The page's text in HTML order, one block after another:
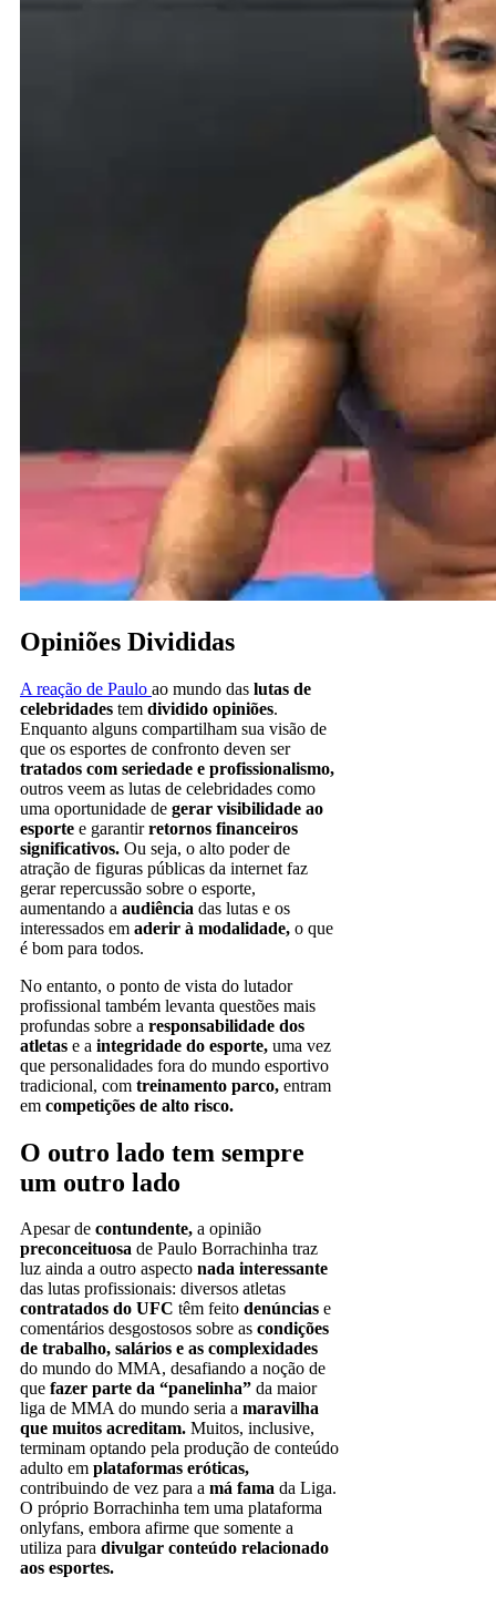
Opiniões Divididas
A reação de Paulo ao mundo das lutas de
celebridades tem dividido opiniões.
Enquanto alguns compartilham sua visão de
que os esportes de confronto deven ser
tratados com seriedade e profissionalismo,
outros veem as lutas de celebridades como
uma oportunidade de gerar visibilidade ao
esporte e garantirretornos financeiros
significativos. Ou seja, o alto poder de
atração de figuras públicas da internet faz
gerar repercussão sobre o esporte,
aumentando a audiência das lutas e os
interessados em aderir à modalidade, o que
é bom para todos.
No entanto, o ponto de vista do lutador
profissional também levanta questões mais
profundas sobre a responsabilidade dos
atletas e a integridade do esporte, uma vez
que personalidades fora do mundo esportivo
tradicional, com treinamento parco, entram
em competições de alto risco.
O outro lado tem sempre
um outro lado
Apesar de contundente, a opinião
preconceituosa de Paulo Borrachinha traz
luz ainda a outro aspecto nada interessante
das lutas profissionais: diversos atletas
contratados do UFC têm feito denúncias e
comentários desgostosos sobre as condições
de trabalho, salários e as complexidades
do mundo do MMA, desafiando a noção de
que fazer parte da “panelinha” da maior
liga de MMA do mundo seria a maravilha
que muitos acreditam. Muitos, inclusive,
terminam optando pela produção de conteúdo
adulto em plataformas eróticas,
contribuindo de vez para a má fama da Liga.
O próprio Borrachinha tem uma plataforma
onlyfans, embora afirme que somente a
utiliza para divulgar conteúdo relacionado
aos esportes.